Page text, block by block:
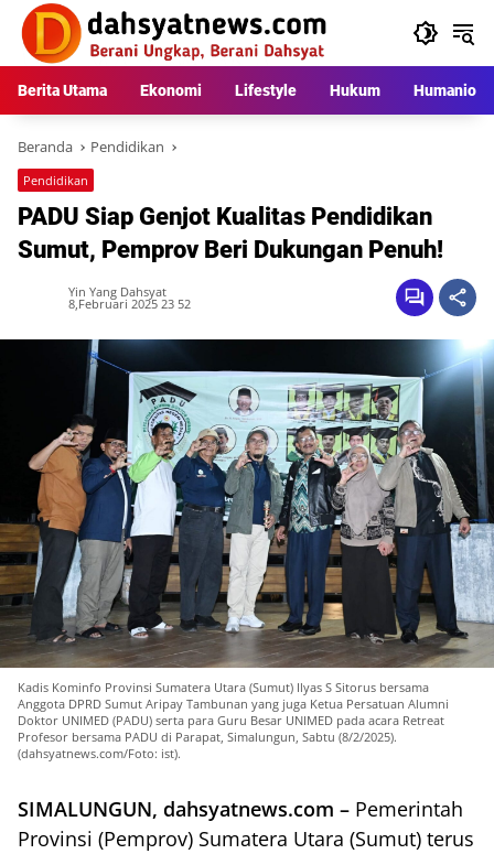
Langsung
konten
Berita Utama Ekonomi Lifestyle Hukum Humaniora
Beranda Pendidikan
Pendidikan
PADU Siap Genjot Kualitas Pendidikan
Sumut, Pemprov Beri Dukungan Penuh!
Yin Yang Dahsyat
8,Februari 2025 23 52
Kadis Kominfo Provinsi Sumatera Utara (Sumut) Ilyas S Sitorus bersama
Anggota DPRD Sumut Aripay Tambunan yang juga Ketua Persatuan Alumni
Doktor UNIMED (PADU) serta para Guru Besar UNIMED pada acara Retreat
Profesor bersama PADU di Parapat, Simalungun, Sabtu (8/2/2025).
(dahsyatnews.com/Foto: ist).
SIMALUNGUN, dahsyatnews.com – Pemerintah
Provinsi (Pemprov) Sumatera Utara (Sumut) terus